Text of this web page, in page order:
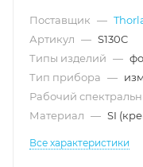
Поставщик —
Артикул — S130C
Типы изделий —
Тип прибора —
Рабочий
Материал — SI
Все характеристики